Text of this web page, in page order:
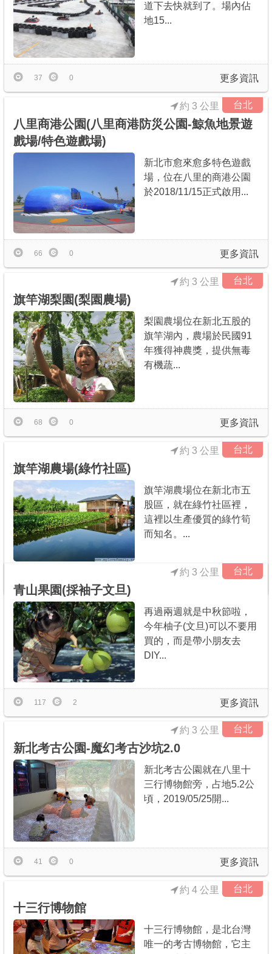
道下去快就到了。場內佔
地15...
更多資訊
37 0
台北
八里商港公園(八里商港防災公園-鯨魚地景遊
戲場/特色遊戲場)
約 3 公里
新北市愈來愈多特色遊戲
場，位在八里的商港公園
於2018/11/15正式啟用...
更多資訊
66 0
台北
旗竿湖梨園(梨園農場)
約 3 公里
梨園農場位在新北五股的
旗竿湖內，農場於民國91
年獲得神農獎，提供無毒
有機蔬...
更多資訊
68 0
台北
旗竿湖農場(綠竹社區)
約 3 公里
旗竿湖農場位在新北市五
股區，就在綠竹社區裡，
這裡以生產優質的綠竹筍
而知名。...
更多資訊
台北
青山果園(採袖子文旦)
約 3 公里
再過兩週就是中秋節啦，
今年柚子(文旦)可以不要用
買的，而是帶小朋友去
DIY...
更多資訊
117 2
台北
新北考古公園-魔幻考古沙坑2.0
約 3 公里
新北考古公園就在八里十
三行博物館旁，占地5.2公
頃，2019/05/25開...
更多資訊
41 0
台北
十三行博物館
約 4 公里
十三行博物館，是北台灣
唯一的考古博物館，它主